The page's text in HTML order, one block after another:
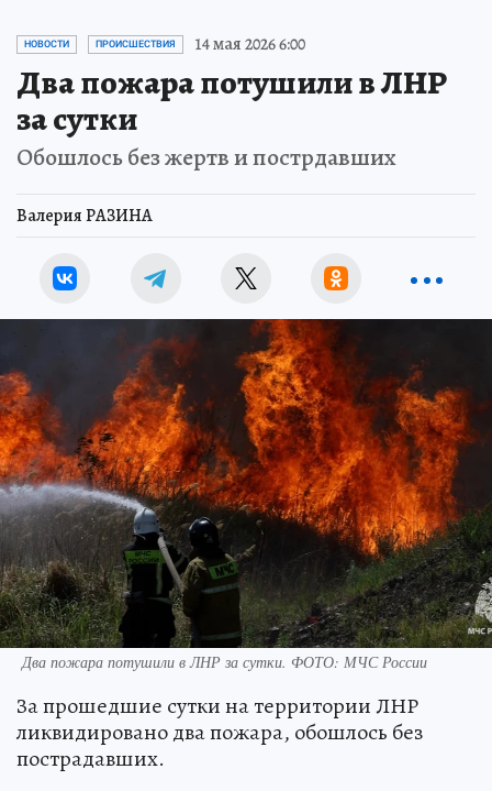
НОВОСТИ ПРОИСШЕСТВИЯ 14 мая 2026 6:00
Два пожара потушили в ЛНР
за сутки
Обошлось без жертв и пострдавших
Валерия РАЗИНА
Два пожара потушили в ЛНР за сутки. ФОТО: МЧС России
За прошедшие сутки на территории ЛНР
ликвидировано два пожара, обошлось без
пострадавших.